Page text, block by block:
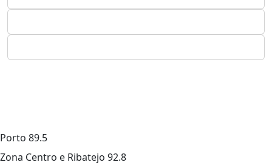
Porto 89.5
Zona Centro e Ribatejo 92.8